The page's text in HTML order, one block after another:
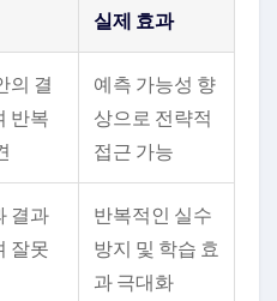
실제 효과
의 결
반복
예측 가능성 향
상으로 전략적
접근 가능
결과
잘못
반복적인 실수
방지 및 학습 효
과 극대화